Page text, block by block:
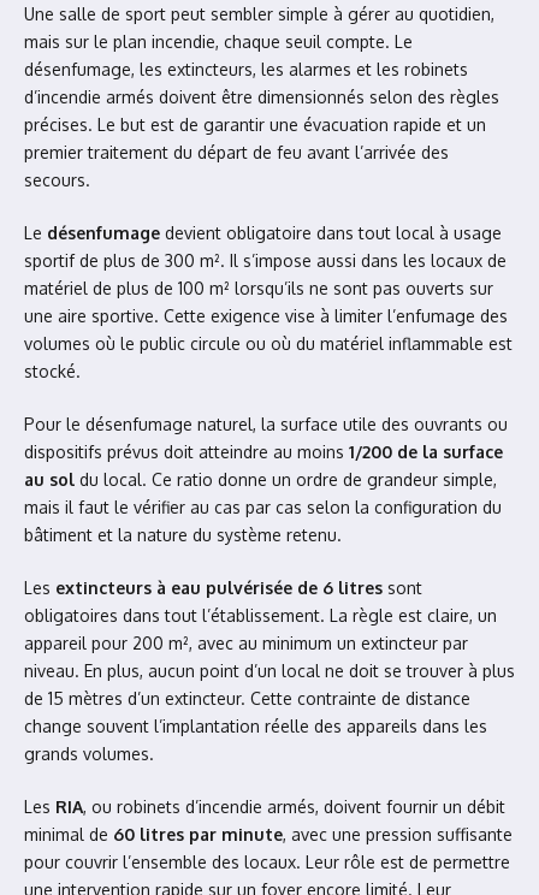
Une salle de sport peut sembler simple à gérer au quotidien,
mais sur le plan incendie, chaque seuil compte. Le
désenfumage, les extincteurs, les alarmes et les robinets
d’incendie armés doivent être dimensionnés selon des règles
précises. Le but est de garantir une évacuation rapide et un
premier traitement du départ de feu avant l’arrivée des
secours.
Le désenfumage devient obligatoire dans tout local à usage
sportif de plus de 300 m². Il s’impose aussi dans les locaux de
matériel de plus de 100 m² lorsqu’ils ne sont pas ouverts sur
une aire sportive. Cette exigence vise à limiter l’enfumage des
volumes où le public circule ou où du matériel inflammable est
stocké.
Pour le désenfumage naturel, la surface utile des ouvrants ou
dispositifs prévus doit atteindre au moins 1/200 de la surface
au sol du local. Ce ratio donne un ordre de grandeur simple,
mais il faut le vérifier au cas par cas selon la configuration du
bâtiment et la nature du système retenu.
Les extincteurs à eau pulvérisée de 6 litres sont
obligatoires dans tout l’établissement. La règle est claire, un
appareil pour 200 m², avec au minimum un extincteur par
niveau. En plus, aucun point d’un local ne doit se trouver à plus
de 15 mètres d’un extincteur. Cette contrainte de distance
change souvent l’implantation réelle des appareils dans les
grands volumes.
Les RIA, ou robinets d’incendie armés, doivent fournir un débit
minimal de 60 litres par minute, avec une pression suffisante
pour couvrir l’ensemble des locaux. Leur rôle est de permettre
une intervention rapide sur un foyer encore limité. Leur